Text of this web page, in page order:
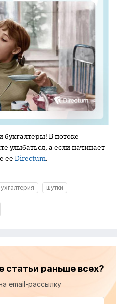
В потоке
улыбаться, а если начинает
ее Directum.
шутки
статьи раньше всех?
email-рассылку